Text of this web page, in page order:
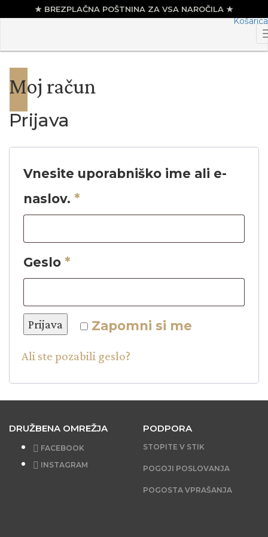
Moj račun
Prijava
Vnesite uporabniško ime ali e-
naslov. *
Geslo *
Zapomni si me
Prijava
Ali ste pozabili geslo?
PODPORA
STOPITE V STIK
POGOJI POSLOVANJA
POGOSTA VPRAŠANJA
DRUŽBENA OMREŽJA
FACEBOOK
INSTAGRAM